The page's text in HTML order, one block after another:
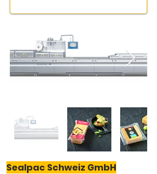
Sealpac Schweiz GmbH